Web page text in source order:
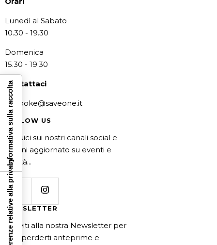
Lunedì al Sabato
10.30 - 19.30
Domenica
15.30 - 19.30
Contattaci
bespoke@saveone.it
FOLLOW US
Seguici sui nostri canali social e
rimani aggiornato su eventi e
novità...
NEWSLETTER
Iscriviti alla nostra Newsletter per
non perderti anteprime e
Informativa sulla raccolta